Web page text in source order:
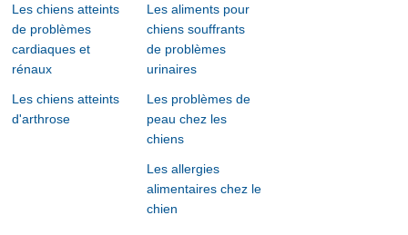
Les chiens atteints
de problèmes
cardiaques et
rénaux
Les chiens atteints
d'arthrose
Les aliments pour
chiens souffrants
de problèmes
urinaires
Les problèmes de
peau chez les
chiens
Les allergies
alimentaires chez le
chien